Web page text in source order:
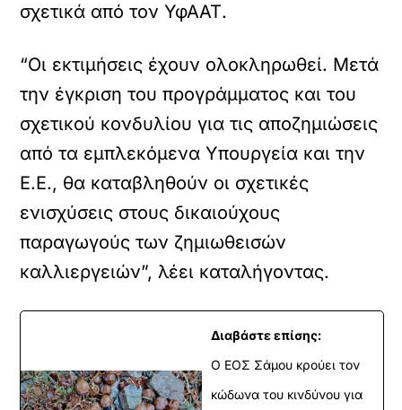
σχετικά από τον ΥφΑΑΤ.
“Οι εκτιμήσεις έχουν ολοκληρωθεί. Μετά
την έγκριση του προγράμματος και του
σχετικού κονδυλίου για τις αποζημιώσεις
από τα εμπλεκόμενα Υπουργεία και την
Ε.Ε., θα καταβληθούν οι σχετικές
ενισχύσεις στους δικαιούχους
παραγωγούς των ζημιωθεισών
καλλιεργειών”, λέει καταλήγοντας.
Διαβάστε επίσης:
Ο ΕΟΣ Σάμου κρούει τον
κώδωνα του κινδύνου για